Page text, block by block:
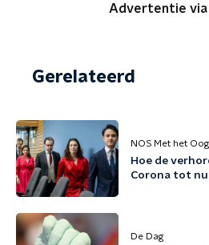
Advertentie via
Gerelateerd
NOS Met het
Hoe de
Corona tot
De Dag